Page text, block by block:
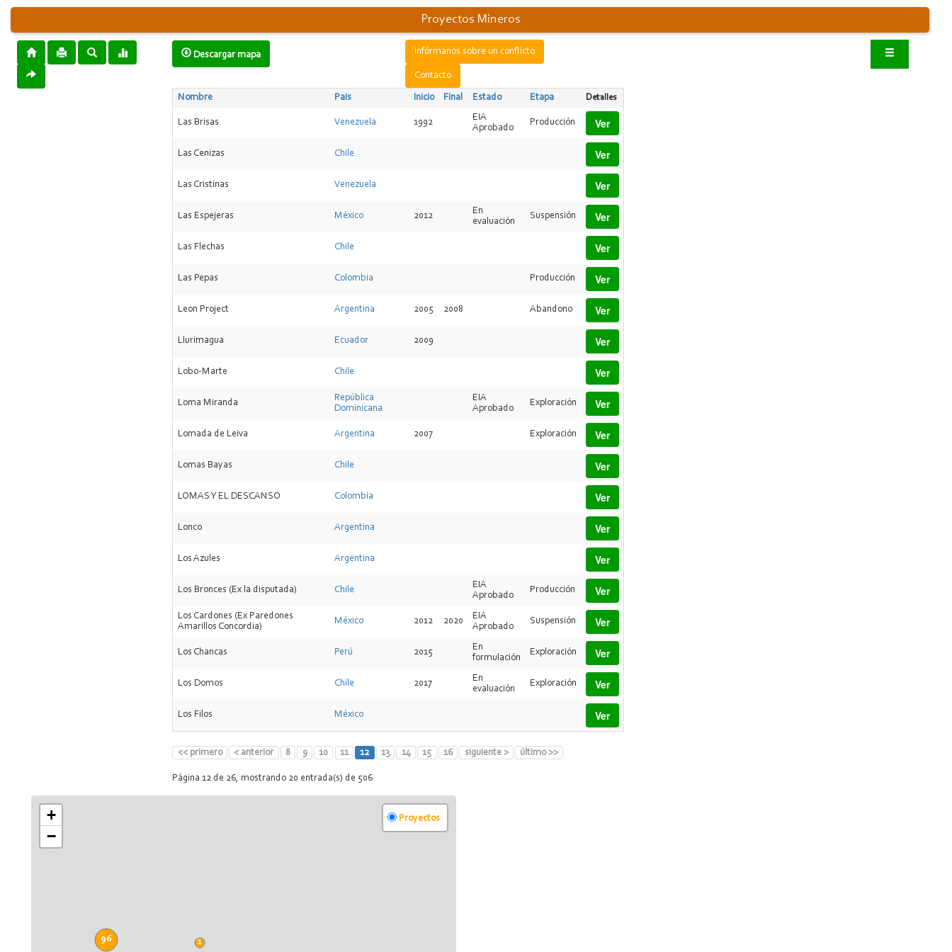
Proyectos Mineros
Descargar mapa Infórmanos sobre un conflicto
Contacto
Nombre Pais Inicio Final Estado Etapa Detalles
Las Brisas Venezuela 1992
EIA
Aprobado
Producción Ver
Las Cenizas Chile Ver
Las Cristinas Venezuela Ver
Las Espejeras México 2012
En
evaluación
Suspensión Ver
Las Flechas Chile Ver
Las Pepas Colombia Producción Ver
Leon Project Argentina 2005 2008 Abandono Ver
Llurimagua Ecuador 2009 Ver
Lobo-Marte Chile Ver
Loma Miranda
República
Dominicana
EIA
Aprobado
Exploración Ver
Lomada de Leiva Argentina 2007 Exploración Ver
Lomas Bayas Chile Ver
LOMAS Y EL DESCANSO Colombia Ver
Lonco Argentina Ver
Los Azules Argentina Ver
Los Bronces (Ex la disputada) Chile
EIA
Aprobado
Producción Ver
Los Cardones (Ex Paredones
Amarillos Concordia)
México 2012 2020
EIA
Aprobado
Suspensión Ver
Los Chancas Perú 2015
En
formulación
Exploración Ver
Los Domos Chile 2017
En
evaluación
Exploración Ver
Los Filos México Ver
<< primero < anterior 8 9 10 11 12 13 14 15 16 siguiente > último >>
Página 12 de 26, mostrando 20 entrada(s) de 506
1
96
+
−
Proyectos